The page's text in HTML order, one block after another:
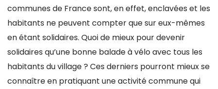
communes de France sont, en effet, enclavées et les
habitants ne peuvent compter que sur eux-mêmes
en étant solidaires. Quoi de mieux pour devenir
solidaires qu’une bonne balade à vélo avec tous les
habitants du village ? Ces derniers pourront mieux se
connaître en pratiquant une activité commune qui